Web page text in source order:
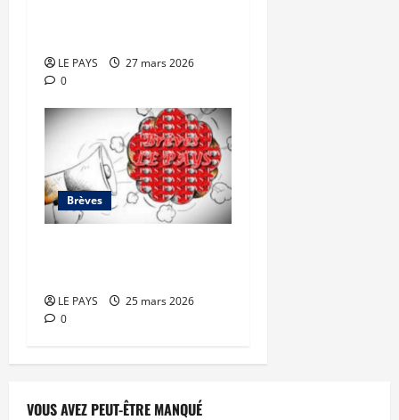
LE PAYS
27 mars 2026
0
Brèves
LE PAYS
25 mars 2026
0
VOUS AVEZ PEUT-ÊTRE MANQUÉ